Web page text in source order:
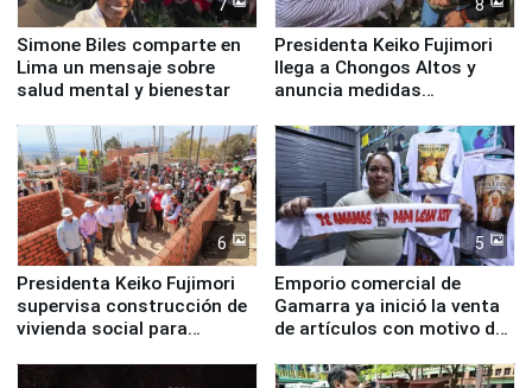
7
Simone Biles comparte en
Lima un mensaje sobre
salud mental y bienestar
8
Presidenta Keiko Fujimori
llega a Chongos Altos y
anuncia medidas
educación, salud y empleo
6
Presidenta Keiko Fujimori
supervisa construcción de
vivienda social para
5
Emporio comercial de
Gamarra ya inició la venta
de artículos con motivo de